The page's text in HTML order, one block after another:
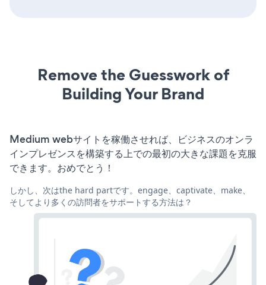
Remove the Guesswork of
Building Your Brand
Medium webサイトを稼働させれば、ビジネスのオンラ
インプレゼンスを構築する上での最初の大きな課題を克服
できます。おめでとう！
しかし、次はthe hard partです。engage、captivate、make、
そしてより多くの訪問者をサポートする方法は？